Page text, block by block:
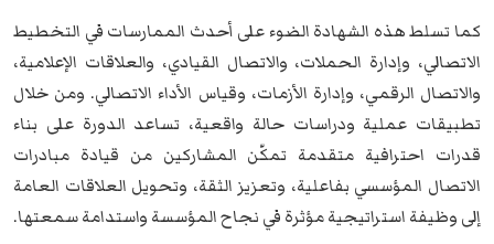
كما تسلط هذه الشهادة الضوء على أحدث الممارسات في التخطيط
الاتصالي، وإدارة الحملات، والاتصال القيادي، والعلاقات الإعلامية،
والاتصال الرقمي، وإدارة الأزمات، وقياس الأداء الاتصالي. ومن خلال
تطبيقات عملية ودراسات حالة واقعية، تساعد الدورة على بناء
قدرات احترافية متقدمة تمكّن المشاركين من قيادة مبادرات
الاتصال المؤسسي بفاعلية، وتعزيز الثقة، وتحويل العلاقات العامة
إلى وظيفة استراتيجية مؤثرة في نجاح المؤسسة واستدامة سمعتها.